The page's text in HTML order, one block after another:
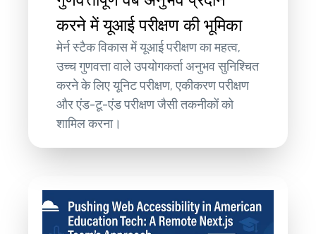
करने में यूआई परीक्षण की भूमिका
मेर्न स्टैक विकास में यूआई परीक्षण का महत्व,
उच्च गुणवत्ता वाले उपयोगकर्ता अनुभव सुनिश्चित
करने के लिए यूनिट परीक्षण, एकीकरण परीक्षण
और एंड-टू-एंड परीक्षण जैसी तकनीकों को
शामिल करना।